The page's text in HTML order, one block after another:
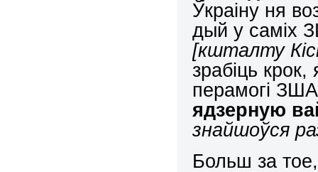
Ўкраіну ня
дый у саміх
[кшталту
зрабіць
перамогі
ядзерную
знайшоўся
Больш за